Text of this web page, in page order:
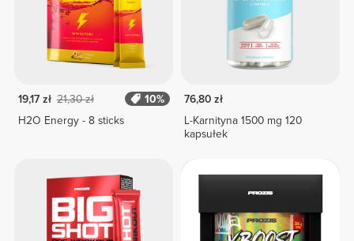
19,17 zł 21,30 zł
10%
H2O Energy - 8 sticks
76,80 zł
L-Karnityna 1500 mg 120
kapsułek